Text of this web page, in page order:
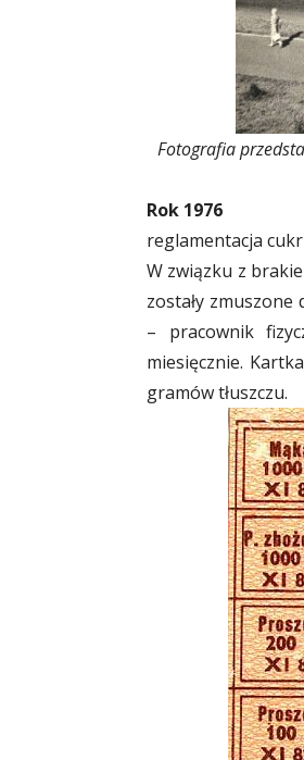
Fotografia
Rok 1976
reglamentacja
W związku z
zostały
– pracownik
miesięcznie.
gramów tłuszczu.